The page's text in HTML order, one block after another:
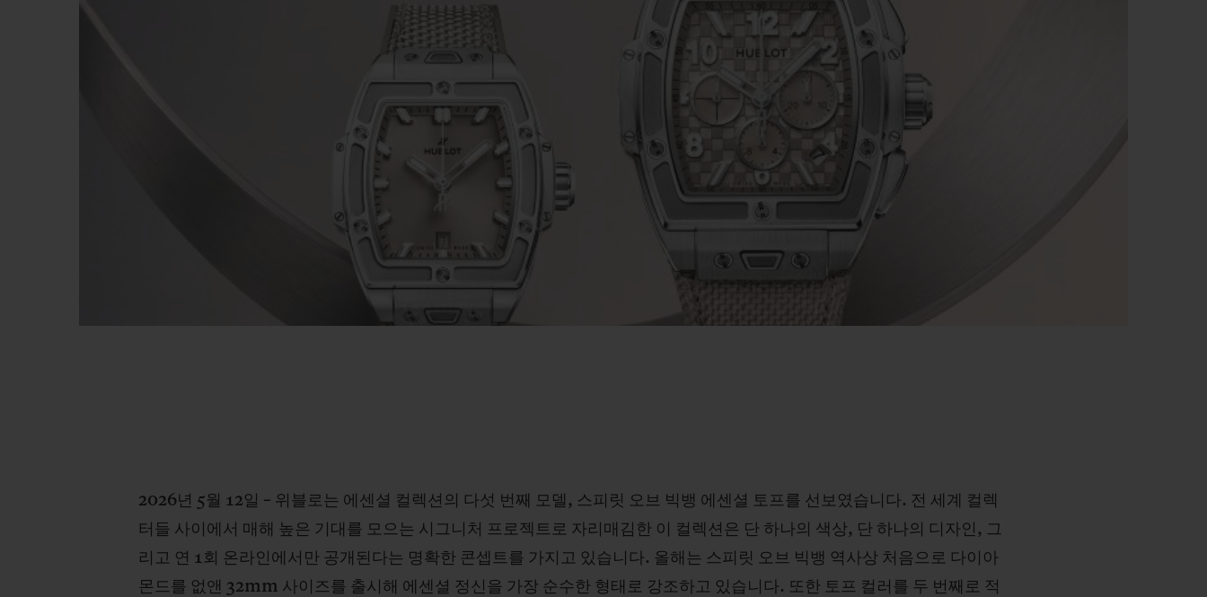
2026년 5월 12일 – 위블로는 에센셜 컬렉션의 다섯 번째 모델, 스피릿 오브 빅뱅 에센셜 토프를 선보였습니다. 전 세계 컬렉
터들 사이에서 매해 높은 기대를 모으는 시그니처 프로젝트로 자리매김한 이 컬렉션은 단 하나의 색상, 단 하나의 디자인, 그
리고 연 1회 온라인에서만 공개된다는 명확한 콘셉트를 가지고 있습니다. 올해는 스피릿 오브 빅뱅 역사상 처음으로 다이아
몬드를 없앤 32mm 사이즈를 출시해 에센셜 정신을 가장 순수한 형태로 강조하고 있습니다. 또한 토프 컬러를 두 번째로 적
보증
기프트 파우치
연락처 부티크 검색